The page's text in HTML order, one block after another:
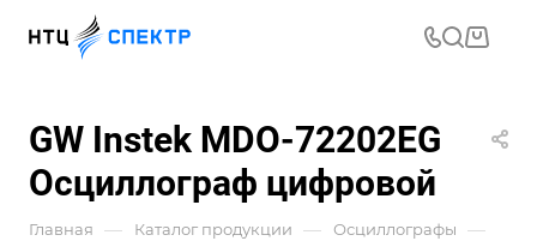
GW Instek MDO-72202EG
Осциллограф цифровой
Главная — Каталог продукции — Осциллографы —